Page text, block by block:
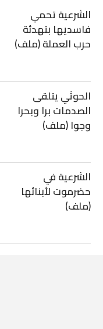
الشرعية تحمي
فاسديها بتهدئة
حرب العملة (ملف)
الحوثي يتلقى
الصدمات برا وبحرا
وجوا (ملف)
الشرعية في
حضرموت لأبنائها
(ملف)